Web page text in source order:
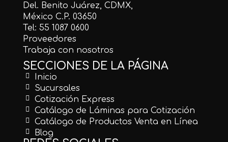
Del. Benito Juárez, CDMX,
México C.P. 03650
Tel: 55 1087 0600
Proveedores
Trabaja con nosotros
SECCIONES DE LA PÁGINA
Inicio
Sucursales
Cotización Express
Catálogo de Láminas para Cotización
Catálogo de Productos Venta en Línea
Blog